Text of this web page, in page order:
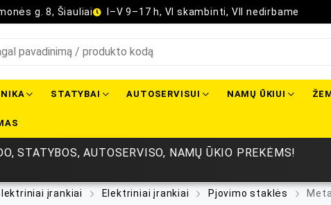
g. 8, Šiauliai I–V 9–17 h, VI skambinti, VII nedirbame
STATYBAI AUTOSERVISUI NAMŲ ŪKIUI
STATYBOS, AUTOSERVISO, NAMŲ ŪKIO PREKĖMS!
įrankiai Elektriniai įrankiai Pjovimo staklės